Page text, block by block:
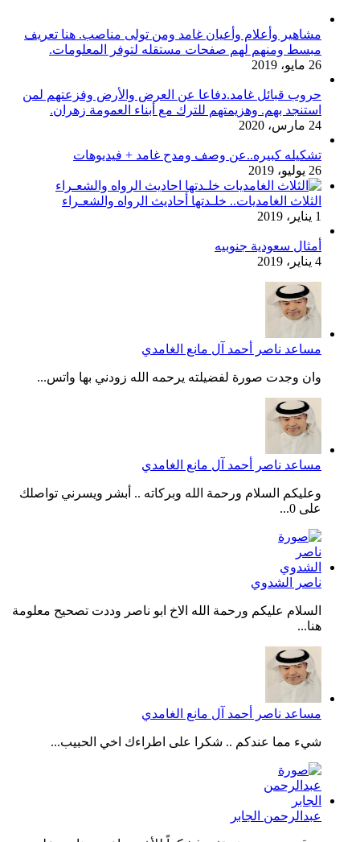
مشاهير وأعلام وأعيان غامد ومن تولى مناصب. هنا تعريف
مبسط ومنهم لهم صفحات مستقله لتوفر المعلومات.
26 مايو، 2019
حروب قبائل غامد.دفاعا عن العرض والأرض وفزعتهم لمن
استنجد بهم. وهزيمتهم للترك مع أبناء العمومة زهران.
24 مارس، 2020
تشكيله كبيره..عن وصف ومدح غامد + فيديوهات
26 يوليو، 2019
الثلاث الغامديات.. خلـدتها أحاديث الرواه والشعـراء
1 يناير، 2019
أمثال سعودية جنوبيه
4 يناير، 2019
مساعد ناصر أحمد آل مانع الغامدي
وان وجدت صورة لفضيلته يرحمه الله زودني بها واتس...
مساعد ناصر أحمد آل مانع الغامدي
وعليكم السلام ورحمة الله وبركاته .. أبشر ويسرني تواصلك
على 0...
ناصر الشدوي
السلام عليكم ورحمة الله الاخ ابو ناصر وددت تصحيح معلومة
هنا...
مساعد ناصر أحمد آل مانع الغامدي
شيء مما عندكم .. شكرا على اطراءك اخي الحبيب...
عبدالرحمن الجابر